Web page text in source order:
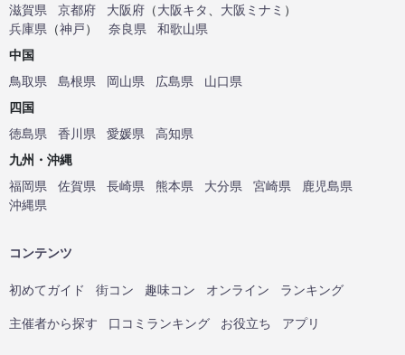
滋賀県
京都府 大阪府 （大阪キタ 大阪ミナミ ）
兵庫県 （神戸） 奈良県
和歌山県
中国
鳥取県
島根県 岡山県 広島県
山口県
四国
徳島県
香川県 愛媛県
高知県
九州・沖縄
福岡県
佐賀県 長崎県 熊本県 大分県 宮崎県
鹿児島県
沖縄県
コンテンツ
初めてガイド 街コン 趣味コン オンライン ランキング
主催者から探す 口コミランキング お役立ち アプリ